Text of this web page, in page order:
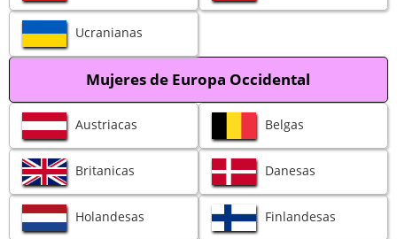
Ucranianas
Mujeres de Europa Occidental
Austriacas Belgas
Britanicas Danesas
Holandesas Finlandesas